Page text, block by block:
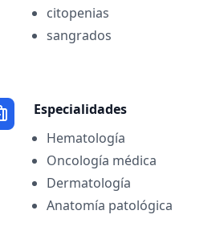
citopenias
sangrados
Especialidades
Hematología
Oncología médica
Dermatología
Anatomía patológica